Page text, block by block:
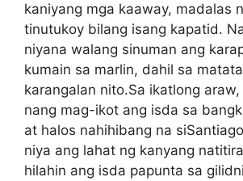
kaniyang mga kaaway, madalas
tinutukoy bilang isang kapatid.
niyana walang sinuman ang
kumain sa marlin, dahil sa
karangalan nito.Sa ikatlong
nang mag-ikot ang isda sa
at halos nahihibang na
niya ang lahat ng kanyang
hilahin ang isda papunta sa